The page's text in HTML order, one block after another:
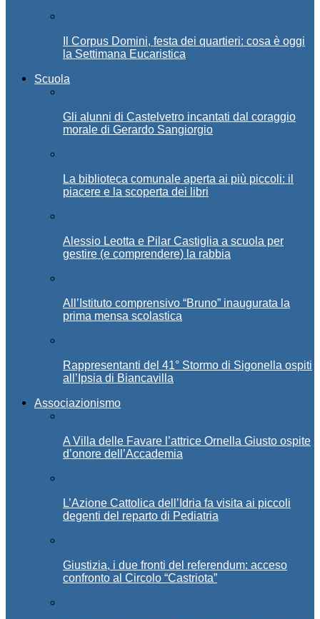
Il Corpus Domini, festa dei quartieri: cosa è oggi
la Settimana Eucaristica
Scuola
Gli alunni di Castelvetro incantati dal coraggio
morale di Gerardo Sangiorgio
La biblioteca comunale aperta ai più piccoli: il
piacere e la scoperta dei libri
Alessio Leotta e Pilar Castiglia a scuola per
gestire (e comprendere) la rabbia
All’Istituto comprensivo “Bruno” inaugurata la
prima mensa scolastica
Rappresentanti del 41° Stormo di Sigonella ospiti
all’Ipsia di Biancavilla
Associazionismo
A Villa delle Favare l’attrice Ornella Giusto ospite
d’onore dell’Accademia
L’Azione Cattolica dell’Idria fa visita ai piccoli
degenti del reparto di Pediatria
Giustizia, i due fronti del referendum: acceso
confronto al Circolo “Castriota”